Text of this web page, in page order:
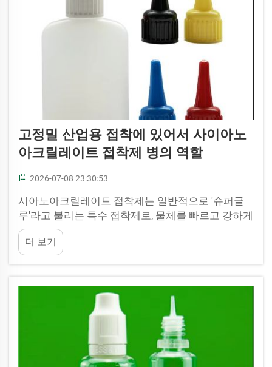
고정밀 산업용 접착에 있어서 사이아노
아크릴레이트 접착제 병의 역할
2026-07-08 23:30:53
시아노아크릴레이트 접착제는 일반적으로 '슈퍼글
루'라고 불리는 특수 접착제로, 물체를 빠르고 강하게
접착시킵니다. 정밀한 제품을 제조하는 공장에서는
적절한 도구가 매우 중요합니다. 여기서 주요 도구
중 하나는 JB BO사의 시아노아크릴레이트 접착제
더 보기